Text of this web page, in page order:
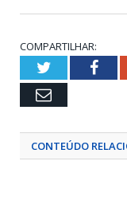
COMPARTILHAR:
Twitter
Email
CONTEÚDO